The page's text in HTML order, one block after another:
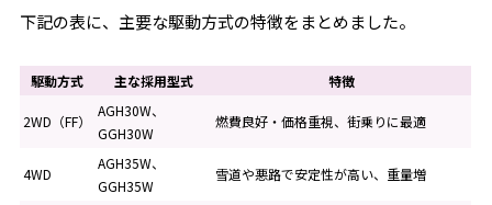
下記の表に、主要な駆動方式の特徴をまとめました。
駆動方式 主な採用型式 特徴
2WD（FF）
AGH30W、
GGH30W
燃費良好・価格重視、街乗りに最適
4WD
AGH35W、
GGH35W
雪道や悪路で安定性が高い、重量増